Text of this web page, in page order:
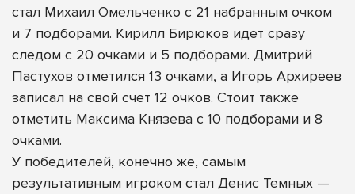
стал Михаил Омельченко с 21 набранным очком
и 7 подборами. Кирилл Бирюков идет сразу
следом с 20 очками и 5 подборами. Дмитрий
Пастухов отметился 13 очками, а Игорь Архиреев
записал на свой счет 12 очков. Стоит также
отметить Максима Князева с 10 подборами и 8
очками.
У победителей, конечно же, самым
результативным игроком стал Денис Темных —